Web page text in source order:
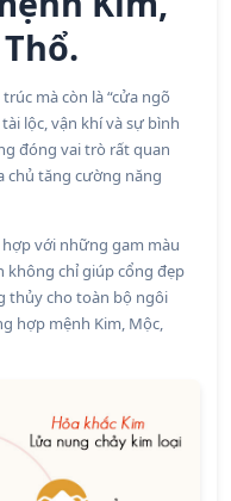
mà còn là “cửa ngõ
lộc, vận khí và sự bình
đóng vai trò rất quan
chủ tăng cường năng
với những gam màu
không chỉ giúp cổng đẹp
thủy cho toàn bộ ngôi
hợp mệnh Kim, Mộc,